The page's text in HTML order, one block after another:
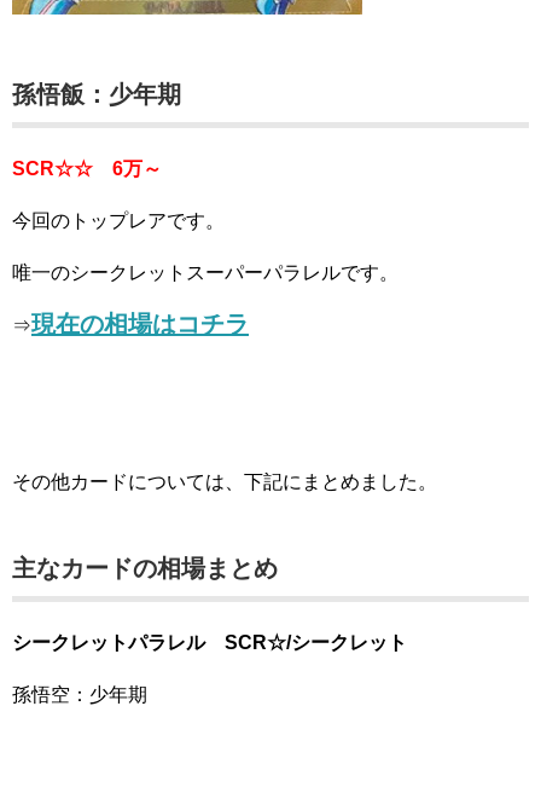
孫悟飯：少年期
SCR☆☆ 6万～
今回のトップレアです。
唯一のシークレットスーパーパラレルです。
⇒現在の相場はコチラ
その他カードについては、下記にまとめました。
主なカードの相場まとめ
シークレットパラレル SCR☆/シークレット
孫悟空：少年期